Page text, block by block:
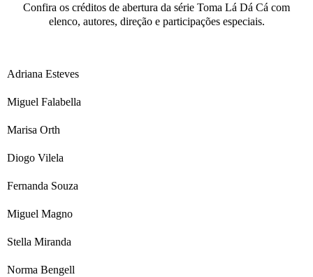
Confira os créditos de abertura da série Toma Lá Dá Cá com
elenco, autores, direção e participações especiais.
Adriana Esteves
Miguel Falabella
Marisa Orth
Diogo Vilela
Fernanda Souza
Miguel Magno
Stella Miranda
Norma Bengell